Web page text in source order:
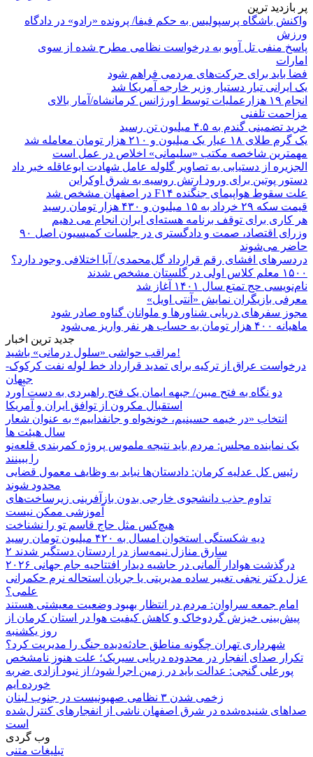
پر بازدید ترین
واکنش باشگاه پرسپولیس به حکم فیفا/ پرونده «رادو» در دادگاه
ورزش
پاسخ منفی تل آویو به درخواست نظامی مطرح شده از سوی
امارات
فضا باید برای حرکت‌های مردمی فراهم شود
یک ایرانی تبار دستیار وزیر خارجه آمریکا شد
انجام ۱۹ هزارعملیات توسط اورژانس کرمانشاه/آمار بالای
مزاحمت تلفنی
خرید تضمینی گندم به ۴.۵ میلیون تن رسید
یک گرم طلای ۱۸ عیار یک میلیون و ۲۱۰ هزار تومان معامله شد
مهمترین شاخصه مکتب «سلیمانی» اخلاص در عمل است
الجزیره از دستیابی به تصاویر گلوله عامل شهادت ابوعاقله خبر داد
دستور پوتین برای ورود ارتش روسیه به شرق اوکراین
علت سقوط هواپیمای جنگنده F۱۴ در اصفهان مشخص شد
قیمت سکه ۲۹ خرداد به ۱۵ میلیون و ۴۳۰ هزار تومان رسید
هر کاری برای توقف برنامه هسته‌ای ایران انجام می دهیم
وزرای اقتصاد، صمت و دادگستری در جلسات کمیسیون اصل ۹۰
حاضر می‌شوند
دردسرهای افشای رقم قرارداد گل‌محمدی/ آیا اختلافی وجود دارد؟
۱۵۰۰ معلم کلاس اولی در گلستان مشخص شدند
نام‌نویسی حج تمتع سال ۱۴۰۱ آغاز شد
معرفی بازیگران نمایش «آنتی اویل»
مجوز سفرهای دریایی شناورها و ملوانان گناوه صادر شود
ماهیانه ۴۰۰ هزار تومان به حساب هر نفر واریز می‌شود
جدید ترین اخبار
مراقب حواشی «سلول درمانی» باشید!
درخواست عراق از ترکیه برای تمدید قرارداد خط لوله نفت کرکوک-
جیهان
دو نگاه به فتح مبین/ جبهه ایمان یک فتح راهبردی به دست آورد
استقبال مکرون از توافق ایران و آمریکا
انتخاب «در خیمه حسینیم، خونخواه و جانفداییم» به عنوان شعار
سال هیئت ها
یک نماینده مجلس: مردم باید نتیجه ملموس پروژه کمربندی قلعه‌نو
را ببینند
رئیس کل عدلیه کرمان: دادستان‌ها نباید به وظایف معمول قضایی
محدود شوند
تداوم جذب دانشجوی خارجی بدون بازآفرینی زیرساخت‌های
آموزشی ممکن نیست
هیچ‌کس مثل حاج قاسم تو را نشناخت
دیه شکستگی استخوان امسال به ۴۲۰ میلیون تومان رسید
۲ سارق منازل نیمه‌ساز در اردستان دستگیر شدند
درگذشت هوادار آلمانی در حاشیه دیدار افتتاحیه جام جهانی ۲۰۲۶
عزل دکتر نجفی تغییر ساده مدیریتی یا جریان استحاله نرم حکمرانی
علمی؟
امام جمعه سراوان: مردم در انتظار بهبود وضعیت معیشتی هستند
پیش‌بینی خیزش گردوخاک و کاهش کیفیت هوا در استان کرمان از
روز یکشنبه
شهرداری تهران چگونه مناطق حادثه‌دیده جنگ را مدیریت کرد؟
تکرار صدای انفجار در محدوده دریایی سیریک؛ علت هنوز نامشخص
پورعلی گنجی: عدالت باید در زمین اجرا شود/ از نبود آزادی ضربه
خورده ایم
زخمی شدن ۳ نظامی صهیونیست در جنوب لبنان
صداهای شنیده‌شده در شرق اصفهان ناشی از انفجارهای کنترل‌شده
است
وب گردی
تبلیغات متنی